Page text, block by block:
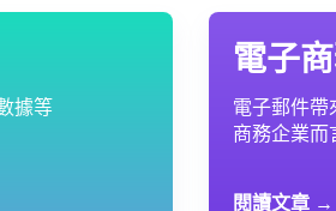
據等
電子
電子郵件帶
商務企業而
閱讀文章 →